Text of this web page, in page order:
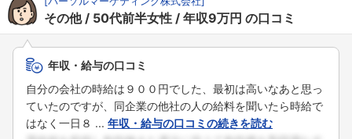
その他 50代前半女性 年収9万円 の口コミ
年収・給与の口コミ
自分の会社の時給は９００円でした、最初は高いなあと思っ
ていたのですが、同企業の他社の人の給料を聞いたら時給で
はなく一日８ ... 年収・給与の口コミの続きを読む